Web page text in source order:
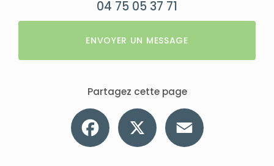
04 75 05 37 71
ENVOYER UN MESSAGE
Partagez cette page
Facebook